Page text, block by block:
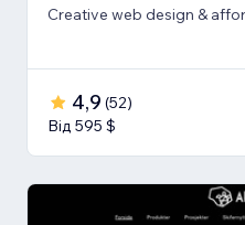
Creative web design &
4,9 (52)
Від 595 $